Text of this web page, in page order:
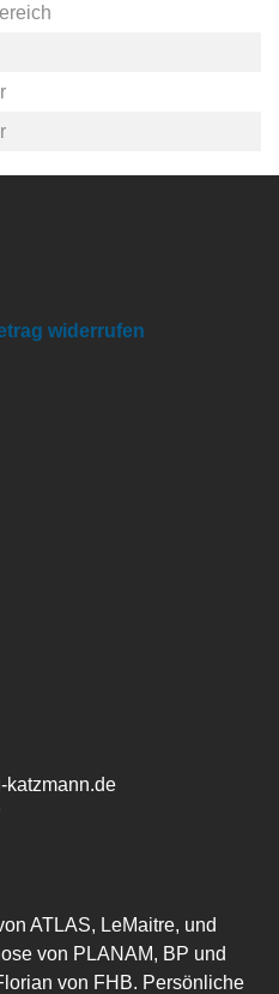
widerrufen
katzmann.de
ATLAS, LeMaitre, und
von PLANAM, BP und
von FHB. Persönliche